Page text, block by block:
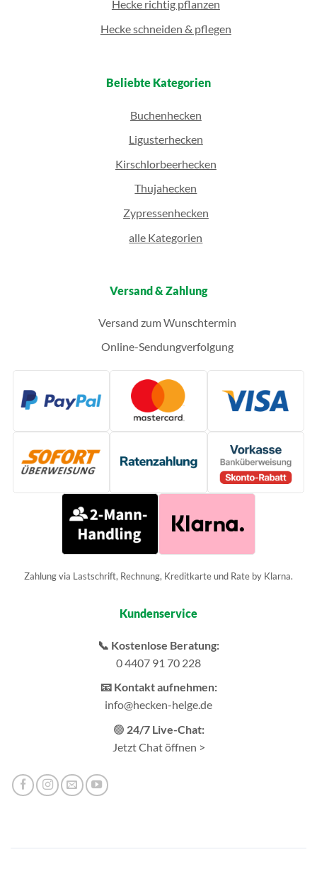
Hecke richtig pflanzen
Hecke schneiden & pflegen
Beliebte Kategorien
Buchenhecken
Ligusterhecken
Kirschlorbeerhecken
Thujahecken
Zypressenhecken
alle Kategorien
Versand & Zahlung
Versand zum Wunschtermin
Online-Sendungverfolgung
Zahlung via Lastschrift, Rechnung, Kreditkarte und Rate by Klarna.
Kundenservice
📞 Kostenlose Beratung:
0 4407 91 70 228
📧 Kontakt aufnehmen:
info@hecken-helge.de
🟢 24/7 Live-Chat:
Jetzt Chat öffnen >